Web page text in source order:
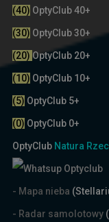
(40) OptyClub 40+
(30) OptyClub 30+
(20) OptyClub 20+
(10) OptyClub 10+
(5) OptyClub 5+
(0) OptyClub 0+
OptyClubNatura
- Mapa nieba
- Radar samolotowy